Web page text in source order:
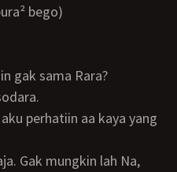
bego)
gak sama Rara?